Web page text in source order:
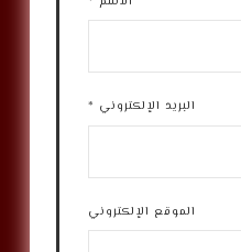
البريد الإلكتروني *
الموقع الإلكتروني